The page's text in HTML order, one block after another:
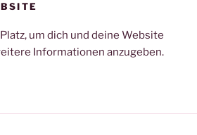
um dich und deine Website
Informationen anzugeben.